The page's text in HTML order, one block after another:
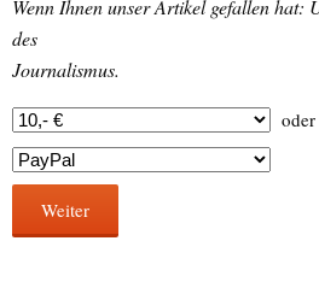
Wenn Ihnen unser Artikel gefallen hat:
des
Journalismus.
oder
Weiter